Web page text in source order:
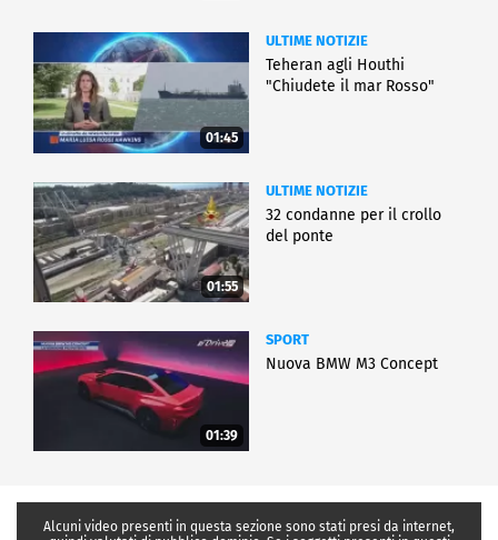
01:45
ULTIME NOTIZIE
Teheran agli Houthi
"Chiudete il mar Rosso"
01:55
ULTIME NOTIZIE
32 condanne per il crollo
del ponte
01:39
SPORT
Nuova BMW M3 Concept
Alcuni video presenti in questa sezione sono stati presi da internet,